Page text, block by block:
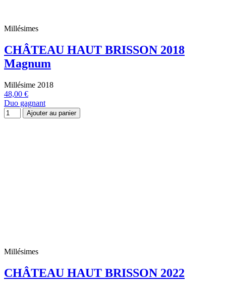
Millésimes
CHÂTEAU HAUT BRISSON 2018
Magnum
Millésime 2018
48,00 €
Duo gagnant
Ajouter au panier
Millésimes
CHÂTEAU HAUT BRISSON 2022